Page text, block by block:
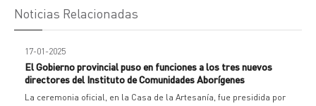
Noticias Relacionadas
17-01-2025
El Gobierno provincial puso en funciones a los tres nuevos
directores del Instituto de Comunidades Aborígenes
La ceremonia oficial, en la Casa de la Artesanía, fue presidida por